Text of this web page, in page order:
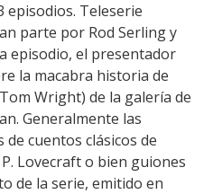
episodios. Teleserie
parte por Rod Serling y
episodio, el presentador
la macabra historia de
Wright) de la galería de
Generalmente las
cuentos clásicos de
Lovecraft o bien guiones
de la serie, emitido en